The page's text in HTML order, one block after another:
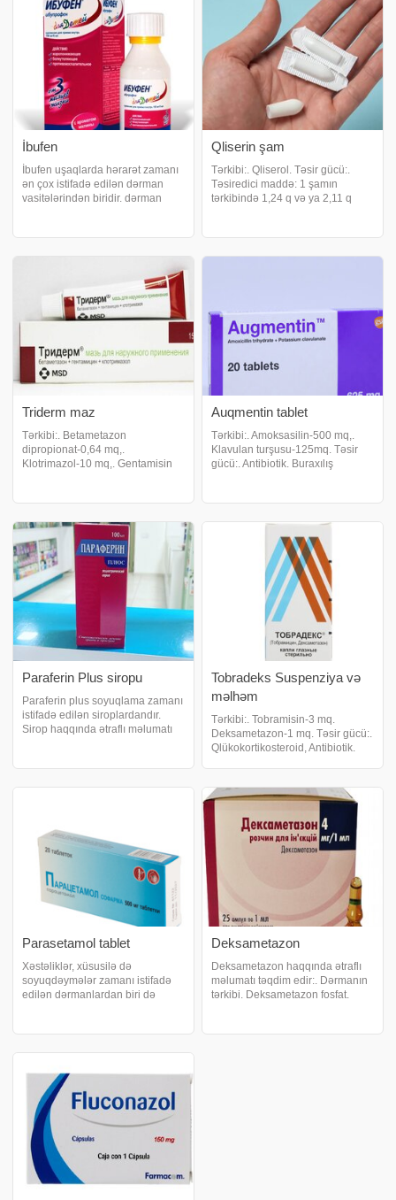
İbufen
İbufen uşaqlarda hərarət zamanı
ən çox istifadə edilən dərman
vasitələrindən biridir. dərman
mq . Təsir gücü:. Qızdırmasalıcı,
Qliserin şam
Tərkibi:. Qliserol. Təsir gücü:.
Təsiredici maddə: 1 şamın
tərkibində 1,24 q və ya 2,11 q
etiologiyalı qəbizliyin simptomatik
müalicəsi . Defekasiya zamanı gü
Triderm maz
Tərkibi:. Betametazon
dipropionat-0,64 mq,.
Klotrimazol-10 mq,. Gentamisin
buraxılma forması. Resept
əsasında. Təsviri. Xarici istifadə
üçün dərman. İstifadəsi üçün
göstəriş:
Auqmentin tablet
Tərkibi:. Amoksasilin-500 mq,.
Klavulan turşusu-125mq. Təsir
gücü:. Antibiotik. Buraxılış
infeksiyaların müalicəsi. Yuxarı
tәnәffüs yollarının infeksiyalar
Paraferin Plus siropu
Paraferin plus soyuqlama zamanı
istifadə edilən siroplardandır.
Sirop haqqında ətraflı məlumatı
Ağrılar. Zökəm. Paraferin
siropunun tərkibi. Xlorfeniramin
Tobradeks Suspenziya və
məlhəm
Tərkibi:. Tobramisin-3 mq.
Deksametazon-1 mq. Təsir gücü:.
Qlükokortikosteroid, Antibiotik.
Deksametazon iltihabi prosesi
aktiv şəkildə dəf edir, praktiki
Parasetamol tablet
Xəstəliklər, xüsusilə də
soyuqdəymələr zamanı istifadə
edilən dərmanlardan biri də
formasında buraxılır. Tablet
böyüklər, suspenziya ilə uşaqlar
Deksametazon
Deksametazon haqqında ətraflı
məlumatı təqdim edir:. Dərmanın
tərkibi. Deksametazon fosfat.
əleyhinə. İstehsal edən ölkə.